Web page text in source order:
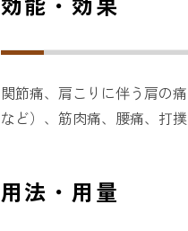
効能・効果
関節痛、肩こりに伴う肩の
など）、筋肉痛、腰痛、打
用法・用量